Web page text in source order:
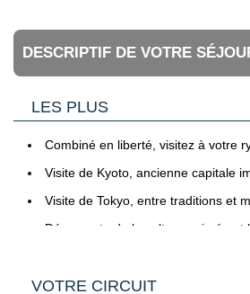
DESCRIPTIF DE VOTRE
LES PLUS
Combiné en liberté, visitez à votre
Visite de Kyoto, ancienne capitale
Visite de Tokyo, entre traditions et
Découverte de la culture animée et
VOTRE CIRCUIT